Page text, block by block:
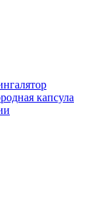
капсула